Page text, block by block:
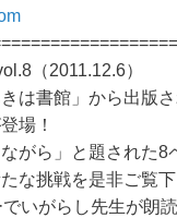
（2011.12.6）
は書館」から出版
場！
ながら」と題された
な挑戦を是非ご覧下
いがらし先生が朗